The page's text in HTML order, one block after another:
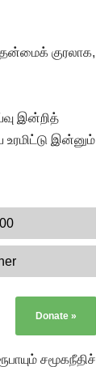
குரலாக,
இன்றித்
இன்னும்
Donate »
சமூகநீதிச்